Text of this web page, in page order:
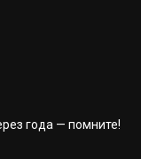
года — помните!